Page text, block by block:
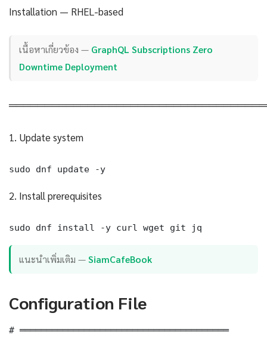
Installation — RHEL-based
เนื้อหาเกี่ยวข้อง — GraphQL Subscriptions Zero
Downtime Deployment
1. Update system
sudo dnf update -y
2. Install prerequisites
sudo dnf install -y curl wget git jq
แนะนำเพิ่มเติม —SiamCafeBook
Configuration File
# ═══════════════════════════════════════